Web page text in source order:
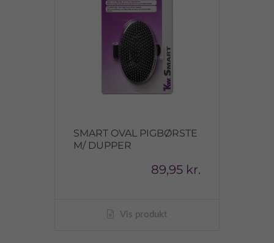
SMART OVAL PIGBØRSTE
M/ DUPPER
89,95 kr.
Vis produkt